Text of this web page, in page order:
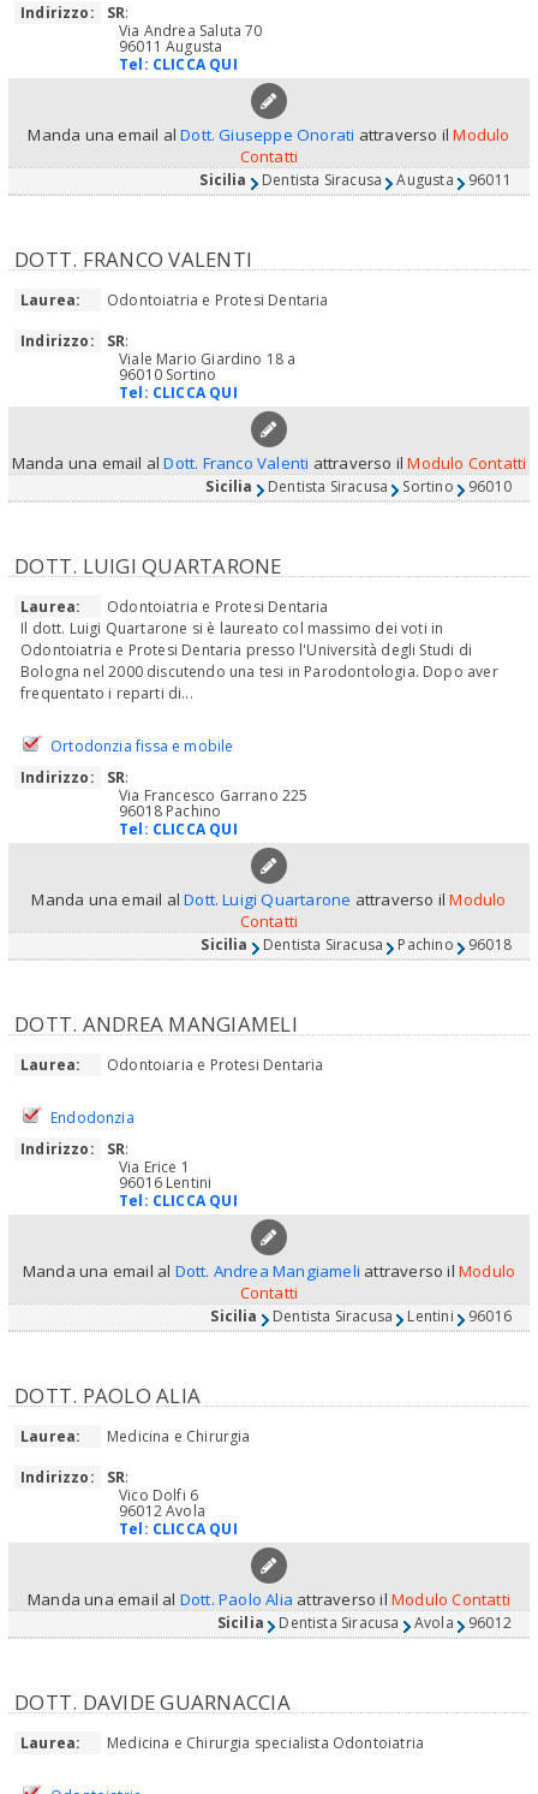
Indirizzo:
SR:
Via Andrea Saluta 70
96011 Augusta
Tel: CLICCA QUI
Manda una email alDott. Giuseppe Onorati attraverso ilModulo
Contatti
Sicilia Dentista Siracusa Augusta 96011
DOTT. FRANCO VALENTI
Laurea:
Odontoiatria e Protesi Dentaria
Indirizzo:
SR:
Viale Mario Giardino 18 a
96010 Sortino
Tel: CLICCA QUI
Manda una email alDott. Franco Valenti attraverso ilModulo Contatti
Sicilia Dentista Siracusa Sortino 96010
DOTT. LUIGI QUARTARONE
Laurea:
Odontoiatria e Protesi Dentaria
Il dott. Luigi Quartarone si è laureato col massimo dei voti in
Odontoiatria e Protesi Dentaria presso l'Università degli Studi di
Bologna nel 2000 discutendo una tesi in Parodontologia. Dopo aver
frequentato i reparti di...
Ortodonzia fissa e mobile
Indirizzo:
SR:
Via Francesco Garrano 225
96018 Pachino
Tel: CLICCA QUI
Manda una email alDott. Luigi Quartarone attraverso ilModulo
Contatti
Sicilia Dentista Siracusa Pachino 96018
DOTT. ANDREA MANGIAMELI
Laurea: Odontoiaria e Protesi Dentaria
Endodonzia
Indirizzo:
SR:
Via Erice 1
96016 Lentini
Tel: CLICCA QUI
Manda una email al Dott. Andrea Mangiameli attraverso ilModulo
Contatti
Sicilia Dentista Siracusa Lentini 96016
DOTT. PAOLO ALIA
Laurea:
Medicina e Chirurgia
Indirizzo:
SR:
Vico Dolfi 6
96012 Avola
Tel: CLICCA QUI
Manda una email al Dott. Paolo Alia attraverso il Modulo Contatti
Sicilia Dentista Siracusa Avola 96012
DOTT. DAVIDE GUARNACCIA
Laurea: Medicina e Chirurgia specialista Odontoiatria